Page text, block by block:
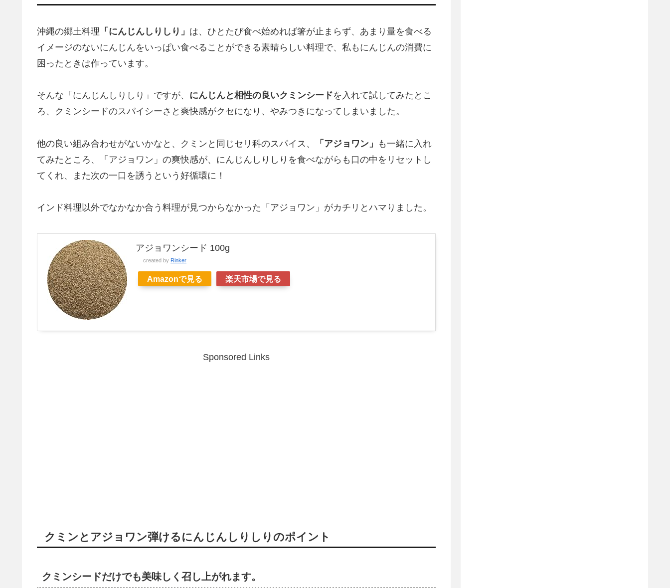
沖縄の郷土料理 「にんじんしりしり」 は、ひとたび食べ始めれば箸が止まらず、あまり量を食べる
イメージのないにんじんをいっぱい食べることができる素晴らしい料理で、私もにんじんの消費に
困ったときは作っています。
そんな「にんじんしりしり」ですが、 にんじんと相性の良いクミンシードを入れて試してみたとこ
ろ、クミンシードのスパイシーさと爽快感がクセになり、やみつきになってしまいました。
他の良い組み合わせがないかなと、クミンと同じセリ科のスパイス、 「アジョワン」
も一緒に入れ
てみたところ、「アジョワン」の爽快感が、にんじんしりしりを食べながらも口の中をリセットし
てくれ、また次の一口を誘うという好循環に！
インド料理以外でなかなか合う料理が見つからなかった「アジョワン」がカチリとハマりました。
アジョワンシード 100g
created by Rinker
Amazonで見る 楽天市場で見る
Sponsored Links
クミンとアジョワン弾けるにんじんしりしりのポイント
クミンシードだけでも美味しく召し上がれます。